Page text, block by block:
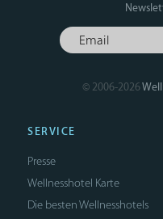
© 2006-2026
SERVICE
Presse
Wellnesshotel Karte
Die besten Wellnesshotels